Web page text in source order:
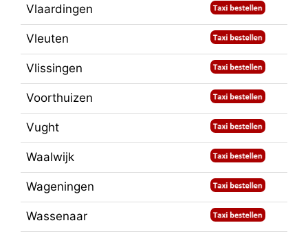
Vlaardingen
Vleuten
Vlissingen
Voorthuizen
Vught
Waalwijk
Wageningen
Wassenaar